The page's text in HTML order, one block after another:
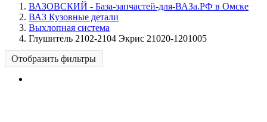
ВАЗОВСКИЙ - База-запчастей-для-ВАЗа.РФ в Омске
ВАЗ Кузовные детали
Выхлопная система
Глушитель 2102-2104 Экрис 21020-1201005
Отобразить фильтры